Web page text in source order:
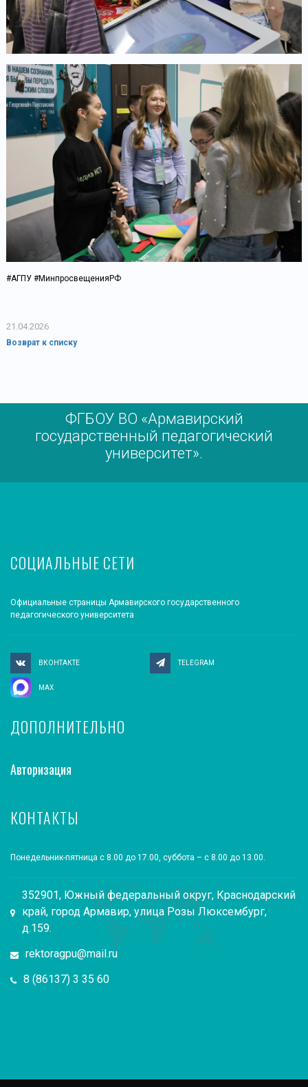
#АГПУ #МинпросвещенияРФ
21.04.2026
Возврат к списку
ФГБОУ ВО «Армавирский
государственный педагогический
университет».
СОЦИАЛЬНЫЕ СЕТИ
Официальные страницы Армавирского государственного
педагогического университета
ВКОНТАКТЕ TELEGRAM
MAX
ДОПОЛНИТЕЛЬНО
Авторизация
КОНТАКТЫ
Понедельник-пятница с 8.00 до 17.00, суббота – с 8.00 до 13.00.
352901, Южный федеральный округ, Краснодарский
край, город Армавир, улица Розы Люксембург,
д.159.
rektoragpu@mail.ru
8 (86137) 3 35 60